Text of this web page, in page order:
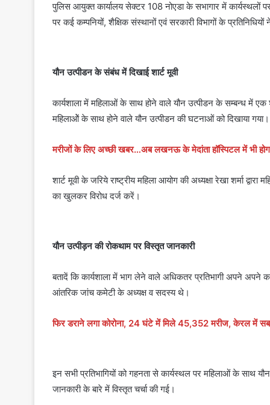
पुलिस आयुक्त कार्यालय सेक्टर 108 नोएडा के सभागार में कार्यस्थलों
पर कई कम्पनियों, शैक्षिक संस्थानों एवं सरकारी विभागों के प्रतिनिधियों
यौन उत्पीडन के संबंध में दिखाई शार्ट मूवी
कार्यशाला में महिलाओं के साथ होने वाले यौन उत्पीडन के सम्बन्ध में
महिलाओें के साथ होने वाले यौन उत्पीडन की घटनाओं को दिखाया गया।
मरीजों के लिए अच्छी खबर…अब लखनऊ के मेदांता हॉस्पिटल में भी
शार्ट मूवी के जरिये राष्ट्रीय महिला आयोग की अध्यक्षा रेखा शर्मा
का खुलकर विरोध दर्ज करें।
यौन उत्पीड़न की रोकथाम पर विस्तृत जानकारी
बतादें कि कार्यशाला में भाग लेने वाले अधिकतर प्रतिभागी अपने अपने
आंतरिक जांच कमेटी के अध्यक्ष व सदस्य थे।
फिर डराने लगा कोरोना, 24 घंटे में मिले 45,352 मरीज, केरल में
इन सभी प्रतिभागियों को गहनता से कार्यस्थल पर महिलाओं के साथ
जानकारी के बारे में विस्तृत चर्चा की गई।